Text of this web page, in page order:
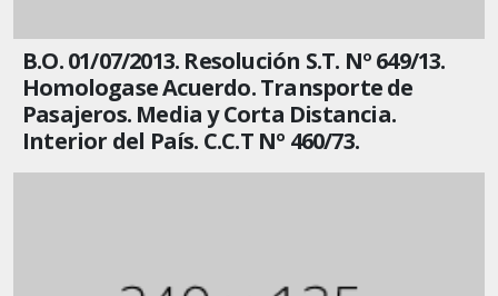
B.O. 01/07/2013. Resolución S.T. Nº 649/13.
Homologase Acuerdo. Transporte de
Pasajeros. Media y Corta Distancia.
Interior del País. C.C.T Nº 460/73.